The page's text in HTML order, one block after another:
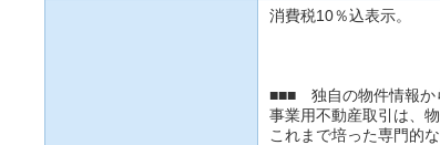
消費税10％込表示。
■■■ 独自の物件情報
事業用不動産取引は、
これまで培った専門的